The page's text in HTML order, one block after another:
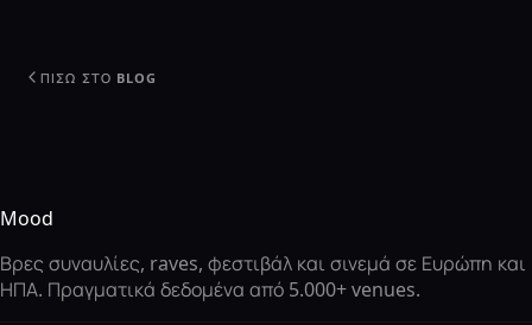
ΠΊΣΩ ΣΤΟ BLOG
Mood
Βρες συναυλίες, raves, φεστιβάλ και σινεμά σε Ευρώπη και
ΗΠΑ. Πραγματικά δεδομένα από 5.000+ venues.